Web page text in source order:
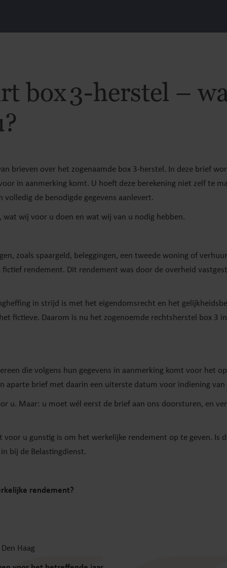
box 3-herstel –
brieven over het zogenaamde box 3-herstel. In deze brief
in aanmerking komt. U hoeft deze berekening niet zelf te
de benodigde gegevens aanlevert.
wij voor u doen en wat wij van u nodig hebben.
zoals spaargeld, beleggingen, een tweede woning of
rendement. Dit rendement was door de overheid
in strijd is met het eigendomsrecht en het
fictieve. Daarom is nu het zogenoemde rechtsherstel box 3
die volgens hun gegevens in aanmerking komt voor het
aparte brief met daarin een uiterste datum voor indiening
Maar: u moet wél eerst de brief aan ons doorsturen, en
u gunstig is om het werkelijke rendement op te geven. Is
bij de Belastingdienst.
rendement?
Haag